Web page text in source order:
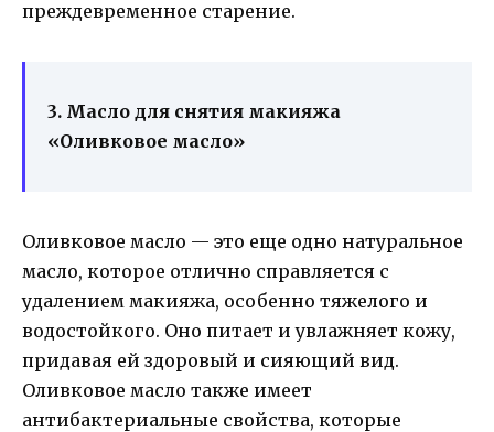
преждевременное старение.
3. Масло для снятия макияжа
«Оливковое масло»
Оливковое масло — это еще одно натуральное
масло, которое отлично справляется с
удалением макияжа, особенно тяжелого и
водостойкого. Оно питает и увлажняет кожу,
придавая ей здоровый и сияющий вид.
Оливковое масло также имеет
антибактериальные свойства, которые